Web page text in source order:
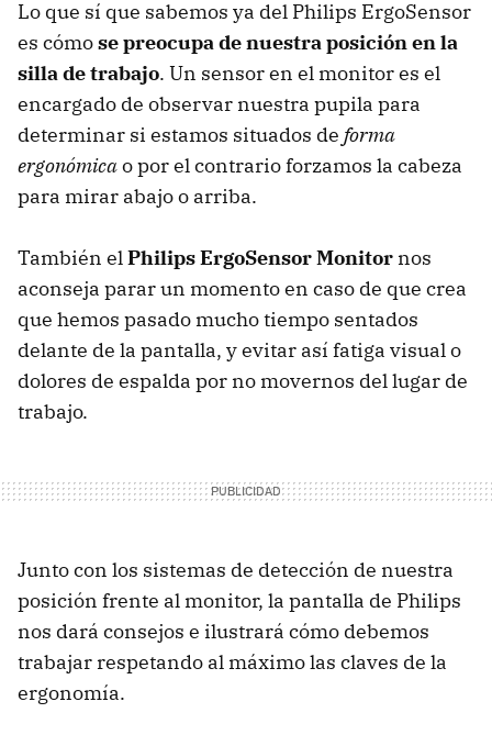
Lo que sí que sabemos ya del Philips ErgoSensor
es cómose preocupa de nuestra posición en la
silla de trabajo. Un sensor en el monitor es el
encargado de observar nuestra pupila para
determinar si estamos situados de forma
ergonómicao por el contrario forzamos la cabeza
para mirar abajo o arriba.
También elPhilips ErgoSensor Monitor nos
aconseja parar un momento en caso de que crea
que hemos pasado mucho tiempo sentados
delante de la pantalla, y evitar así fatiga visual o
dolores de espalda por no movernos del lugar de
trabajo.
Junto con los sistemas de detección de nuestra
posición frente al monitor, la pantalla de Philips
nos dará consejos e ilustrará cómo debemos
trabajar respetando al máximo las claves de la
ergonomía.